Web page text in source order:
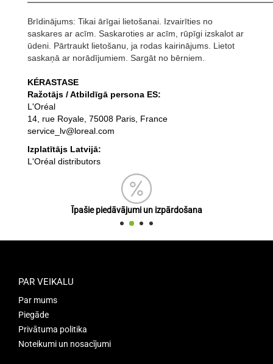
Brīdinājums: Tikai ārīgai lietošanai. Izvairīties no
saskares ar acīm. Saskaroties ar acīm, rūpīgi izskalot ar
ūdeni. Pārtraukt lietošanu, ja rodas kairinājums. Lietot
saskaņā ar norādījumiem. Sargāt no bērniem.
KÉRASTASE
Ražotājs / Atbildīgā persona ES:
L'Oréal
14, rue Royale, 75008 Paris, France
service_lv@loreal.com
Izplatītājs Latvijā:
L'Oréal distributors
Īpašie piedāvājumi un izpārdošana
PAR VEIKALU
Par mums
Piegāde
Privātuma politika
Noteikumi un nosacījumi